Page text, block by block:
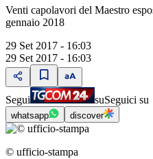
Venti capolavori del Maestro
gennaio 2018
29 Set 2017 - 16:03
29 Set 2017 - 16:03
Segui suSeguici su
whatsapp discover
© ufficio-stampa